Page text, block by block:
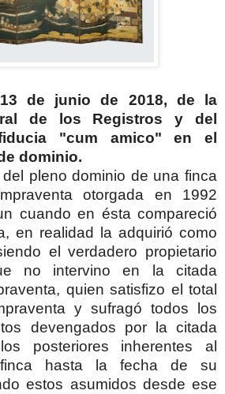
de junio de 2018, de la
de los Registros y del
"cum amico" en el
dominio.
del pleno dominio de una finca
otorgada en 1992
cuando en ésta compareció
en realidad la adquirió como
el verdadero propietario
no intervino en la citada
quien satisfizo el total
y sufragó todos los
devengados por la citada
posteriores inherentes al
hasta la fecha de su
estos asumidos desde ese